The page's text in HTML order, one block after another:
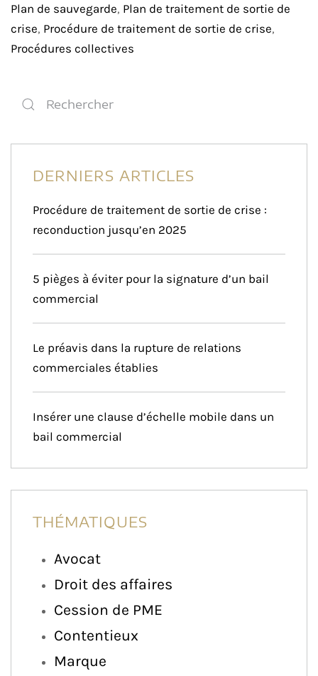
Plan de sauvegarde, Plan de traitement de sortie de
crise, Procédure de traitement de sortie de crise,
Procédures collectives
DERNIERS ARTICLES
Procédure de traitement de sortie de crise :
reconduction jusqu’en 2025
5 pièges à éviter pour la signature d’un bail
commercial
Le préavis dans la rupture de relations
commerciales établies
Insérer une clause d’échelle mobile dans un
bail commercial
THÉMATIQUES
Avocat
Droit des affaires
Cession de PME
Contentieux
Marque